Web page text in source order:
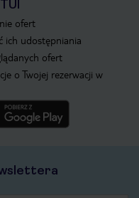
ofert
ich udostępniania
ofert
o Twojej rezerwacji w